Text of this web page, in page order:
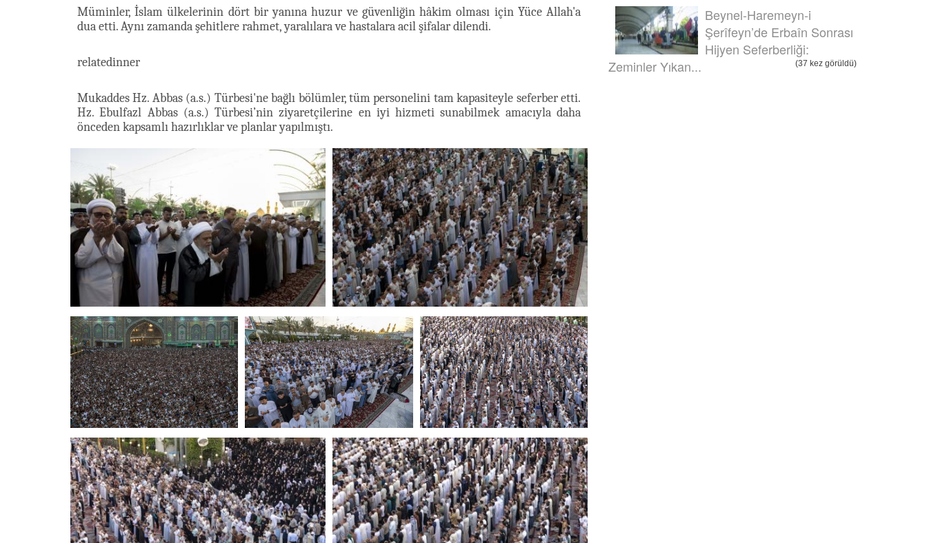
Müminler, İslam ülkelerinin dört bir yanına huzur ve güvenliğin hâkim olması için Yüce Allah'a
dua etti. Aynı zamanda şehitlere rahmet, yaralılara ve hastalara acil şifalar dilendi.
relatedinner
Mukaddes Hz. Abbas (a.s.) Türbesi'ne bağlı bölümler, tüm personelini tam kapasiteyle seferber etti.
Hz. Ebulfazl Abbas (a.s.) Türbesi’nin ziyaretçilerine en iyi hizmeti sunabilmek amacıyla daha
önceden kapsamlı hazırlıklar ve planlar yapılmıştı.
Beynel-Haremeyn-i
Şerîfeyn’de Erbaîn Sonrası
Hijyen Seferberliği:
Zeminler Yıkan...
(37 kez görüldü)